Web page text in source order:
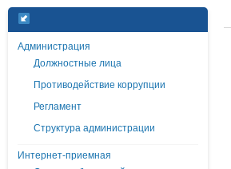
Администрация
Должностные лица
Противодействие коррупции
Регламент
Структура администрации
Интернет-приемная